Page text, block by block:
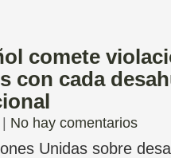
comete
con cada
No hay comentarios
Unidas sobre